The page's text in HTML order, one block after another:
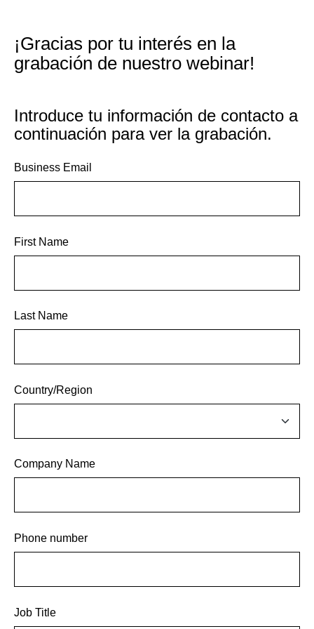
¡Gracias por tu interés en la
grabación de nuestro webinar!
Introduce tu información de contacto a
continuación para ver la grabación.
Business Email
First Name
Last Name
Country/Region
Company Name
Phone number
Job Title